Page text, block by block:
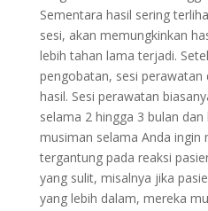
Sementara hasil sering
sesi, akan memungkinkan
lebih tahan lama terjadi.
pengobatan, sesi
hasil. Sesi perawatan
selama 2 hingga 3 bulan
musiman selama Anda ingin
tergantung pada reaksi
yang sulit, misalnya jika
yang lebih dalam, mereka